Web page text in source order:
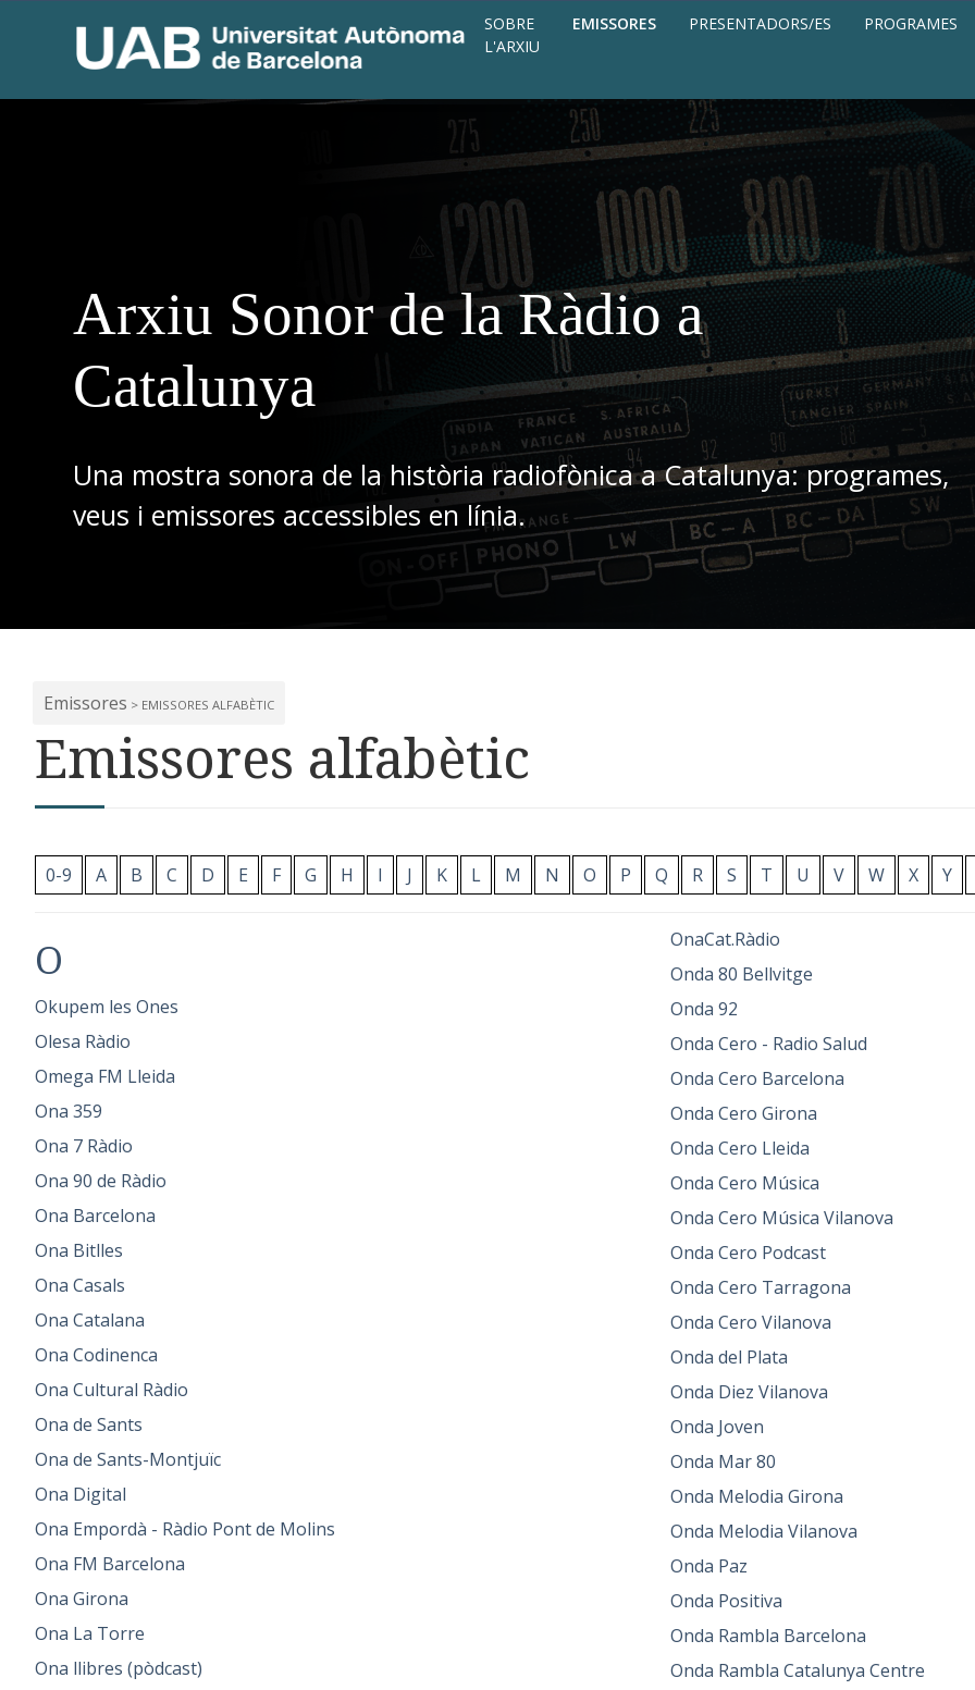
SOBRE
L'ARXIU
EMISSORES PRESENTADORS/ES PROGRAMES
Arxiu Sonor de la Ràdio a
Catalunya
Una mostra sonora de la història radiofònica a Catalunya: programes,
veus i emissores accessibles en línia.
Emissores > EMISSORES ALFABÈTIC
Emissores alfabètic
0-9 A B C D E F G H I J K L M N O P Q R S T U V W X Y
O
Okupem les Ones
Olesa Ràdio
Omega FM Lleida
Ona 359
Ona 7 Ràdio
Ona 90 de Ràdio
Ona Barcelona
Ona Bitlles
Ona Casals
Ona Catalana
Ona Codinenca
Ona Cultural Ràdio
Ona de Sants
Ona de Sants-Montjuïc
Ona Digital
Ona Empordà - Ràdio Pont de Molins
Ona FM Barcelona
Ona Girona
Ona La Torre
Ona llibres (pòdcast)
OnaCat.Ràdio
Onda 80 Bellvitge
Onda 92
Onda Cero - Radio Salud
Onda Cero Barcelona
Onda Cero Girona
Onda Cero Lleida
Onda Cero Música
Onda Cero Música Vilanova
Onda Cero Podcast
Onda Cero Tarragona
Onda Cero Vilanova
Onda del Plata
Onda Diez Vilanova
Onda Joven
Onda Mar 80
Onda Melodia Girona
Onda Melodia Vilanova
Onda Paz
Onda Positiva
Onda Rambla Barcelona
Onda Rambla Catalunya Centre